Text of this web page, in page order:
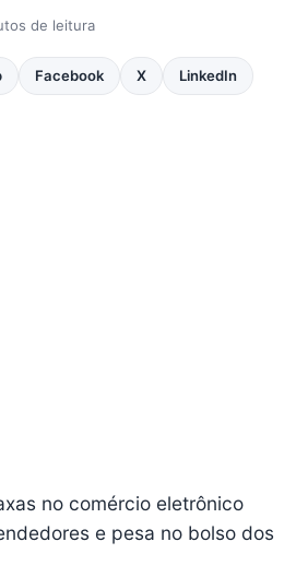
de leitura
Facebook X LinkedIn
no comércio eletrônico
e pesa no bolso dos